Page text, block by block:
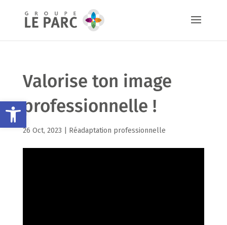
Ouvrir la barre d’outils
Valorise ton image
professionnelle !
26 Oct, 2023 | Réadaptation professionnelle